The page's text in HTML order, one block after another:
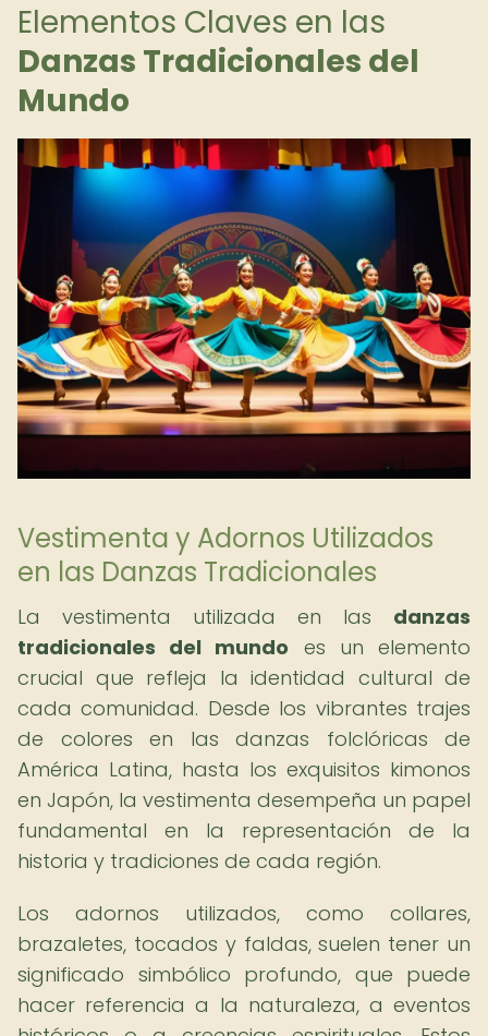
Elementos Claves en las
Danzas Tradicionales del
Mundo
Vestimenta y Adornos Utilizados
en las Danzas Tradicionales
La vestimenta utilizada en las danzas
tradicionales del mundo es un elemento
crucial que refleja la identidad cultural de
cada comunidad. Desde los vibrantes trajes
de colores en las danzas folclóricas de
América Latina, hasta los exquisitos kimonos
en Japón, la vestimenta desempeña un papel
fundamental en la representación de la
historia y tradiciones de cada región.
Los adornos utilizados, como collares,
brazaletes, tocados y faldas, suelen tener un
significado simbólico profundo, que puede
hacer referencia a la naturaleza, a eventos